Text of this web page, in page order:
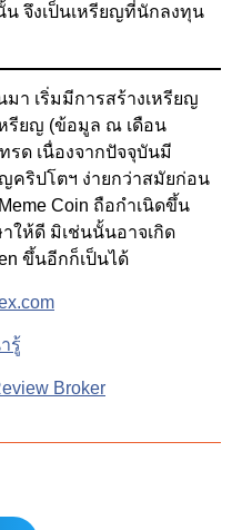
จึงเป็นเหรียญที่นักลงทุน
มา เริ่มมีการสร้างเหรียญ
หรียญ (ข้อมูล ณ เดือน
รด เนื่องจากปัจจุบันมี
คริปโตฯ ง่ายกว่าสมัยก่อน
Coin ถือกำเนิดขึ้น
ให้ดี มิเช่นนั้นอาจเกิด
ขึ้นอีกก็เป็นได้
รู้
Broker